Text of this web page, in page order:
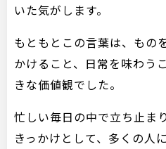
いた気がします。
もともとこの言葉は、もの
かけること、日常を味わう
きな価値観でした。
忙しい毎日の中で立ち止ま
きっかけとして、多くの人